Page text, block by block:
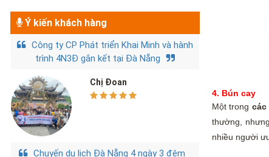
Ý kiến khách hàng
Công ty CP Phát triển Khai Minh và hành
trình 4N3Đ gắn kết tại Đà Nẵng
Chị Đoan
Chuyến du lịch Đà Nẵng 4 ngày 3 đêm
4. Bún cay
Một trong các
thường,
nhiều người